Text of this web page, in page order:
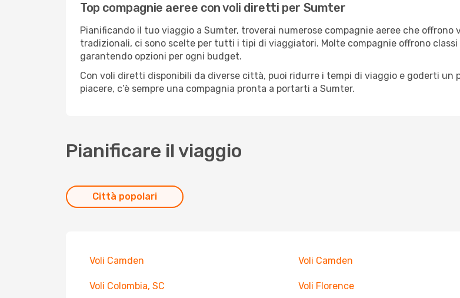
Top compagnie aeree con voli diretti per Sumter
Pianificando il tuo viaggio a Sumter, troverai numerose compagnie aeree che
tradizionali, ci sono scelte per tutti i tipi di viaggiatori. Molte compagnie offrono classi
garantendo opzioni per ogni budget.
Con voli diretti disponibili da diverse città, puoi ridurre i tempi di viaggio e goderti un
piacere, c’è sempre una compagnia pronta a portarti a Sumter.
Pianificare il viaggio
Città popolari
Voli Camden Voli Camden
Voli Colombia, SC Voli Florence